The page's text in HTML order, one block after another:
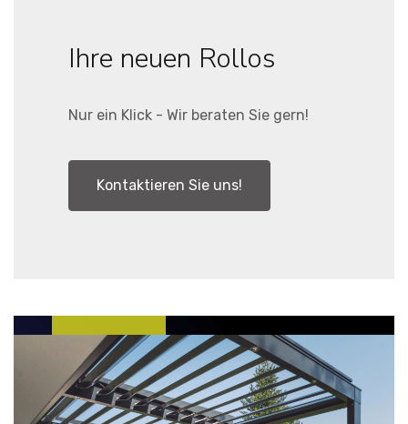
Ihre neuen Rollos
Nur ein Klick - Wir beraten Sie gern!
Kontaktieren Sie uns!